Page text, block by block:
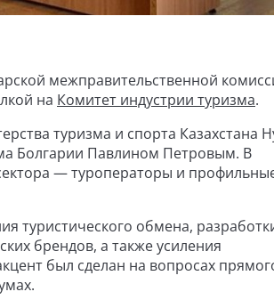
межправительственной
на Комитет индустрии туризма.
туризма и спорта Казахстана
Болгарии Павлином Петровым. В
— туроператоры и
туристического обмена,
брендов, а также усиления
был сделан на вопросах